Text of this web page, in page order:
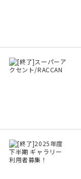
おすすめ特集
ギャラリー